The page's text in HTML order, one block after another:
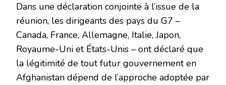
Dans une déclaration conjointe à l’issue de la
réunion, les dirigeants des pays du G7 –
Canada, France, Allemagne, Italie, Japon,
Royaume-Uni et États-Unis – ont déclaré que
la légitimité de tout futur gouvernement en
Afghanistan dépend de l’approche adoptée par